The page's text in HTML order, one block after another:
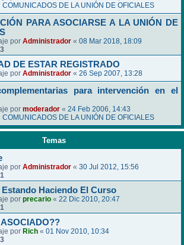
COMUNICADOS DE LA UNIÓN DE OFICIALES
PARA ASOCIARSE A LA UNIÓN DE
por Administrador « 08 Mar 2018, 18:09
3
DE ESTAR REGISTRADO
por Administrador « 26 Sep 2007, 13:28
para intervención en el
por moderador « 24 Feb 2006, 14:43
COMUNICADOS DE LA UNIÓN DE OFICIALES
Temas
por Administrador « 30 Jul 2012, 15:56
1
Haciendo El Curso
por precario « 22 Dic 2010, 20:47
1
por Rich « 01 Nov 2010, 10:34
3